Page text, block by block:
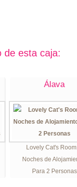
de esta caja:
Álava
Lovely Cat's
Noches de
Para 2 Personas